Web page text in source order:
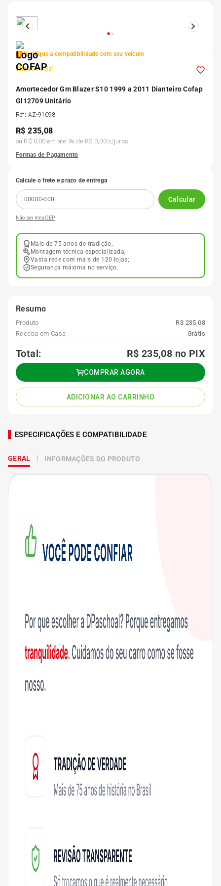
Verifique a compatibilidade com seu veículo
Clique e veja!
Amortecedor Gm Blazer S10 1999 a 2011 Dianteiro Cofap
Gl12709 Unitário
Ref: AZ-91098
R$235,08
ou R$ 0,00 em até 9x de R$ 0,00s/juros
Formas de Pagamento
Calcule o frete e prazo de entrega
Calcular
Não sei meu CEP
Mais de 75 anos de tradição;
Montagem técnica especializada;
Vasta rede com mais de 120 lojas;
Segurança máxima no serviço.
Resumo
Produto
R$ 235,08
Receba em Casa
Grátis
Total: R$ 235,08 no PIX
COMPRAR AGORA
ADICIONAR AO CARRINHO
ESPECIFICAÇÕES E COMPATIBILIDADE
GERAL INFORMAÇÕES DO PRODUTO
5º
7
8º 185 60r15
9º 205 55r16